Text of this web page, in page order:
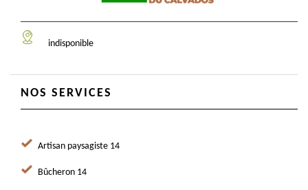
indisponible
NOS SERVICES
Artisan paysagiste 14
Bûcheron 14